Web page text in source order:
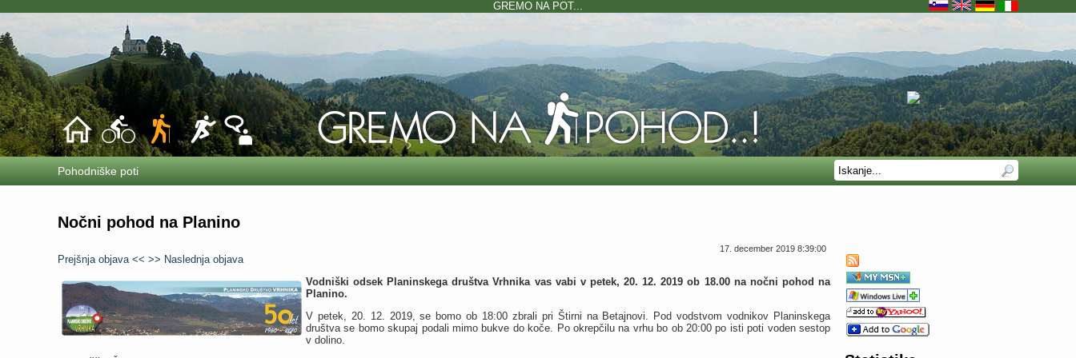
GREMO NA POT...
Pohodniške poti
Nočni pohod na Planino
17. december 2019 8:39:00
Prejšnja objava << >> Naslednja objava
Vodniški odsek Planinskega društva Vrhnika vas vabi v petek, 20. 12. 2019 ob 18.00 na nočni pohod na
Planino.
V petek, 20. 12. 2019, se bomo ob 18:00 zbrali pri Štirni na Betajnovi. Pod vodstvom vodnikov Planinskega
društva se bomo skupaj podali mimo bukve do koče. Po okrepčilu na vrhu bo ob 20:00 po isti poti voden sestop
v dolino.